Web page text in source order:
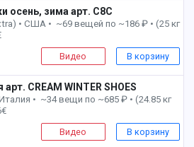
осень, зима арт. C8C
• США • ~69 вещей по ~186 ₽ • (25 кг
Видео В корзину
CREAM WINTER SHOES
• ~34 вещи по ~685 ₽ • (24.85 кг
Видео В корзину